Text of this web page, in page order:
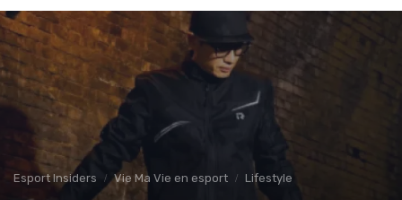
Esport Insiders Vie Ma Vie en esport Lifestyle